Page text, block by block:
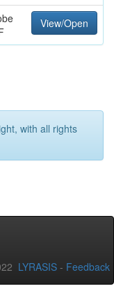
View/Open
with all rights
LYRASIS - Feedback